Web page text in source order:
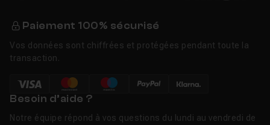
Paiement 100% sécurisé
Vos données sont chiffrées et protégées pendant toute la
transaction.
Besoin d’aide ?
Notre équipe répond à vos questions du lundi au vendredi de